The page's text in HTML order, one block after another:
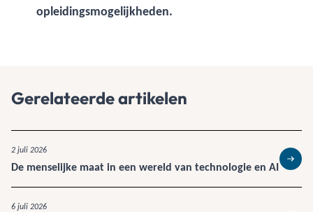
opleidingsmogelijkheden.
Gerelateerde artikelen
2 juli 2026
De menselijke maat in een wereld van technologie en AI Lees
6 juli 2026